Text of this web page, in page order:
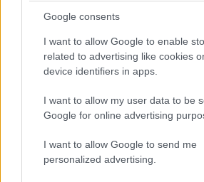
Google consents
I want to allow Google to enable
related to advertising like cookies
device identifiers in apps.
I want to allow my user data to be
Google for online advertising
I want to allow Google to send me
personalized advertising.